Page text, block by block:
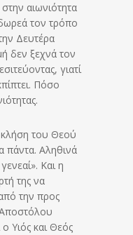
αιωνιότητα
τον τρόπο
Δευτέρα
δεν ξεχνά τον
γιατί
Πόσο
κλήση του Θεού
πάντα. Αληθινά
Και η
της να
την προς
Υιός και Θεός